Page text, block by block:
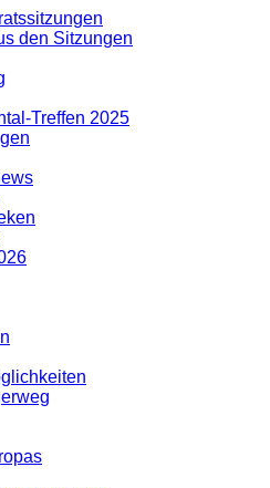
den Sitzungen
Treffen 2025